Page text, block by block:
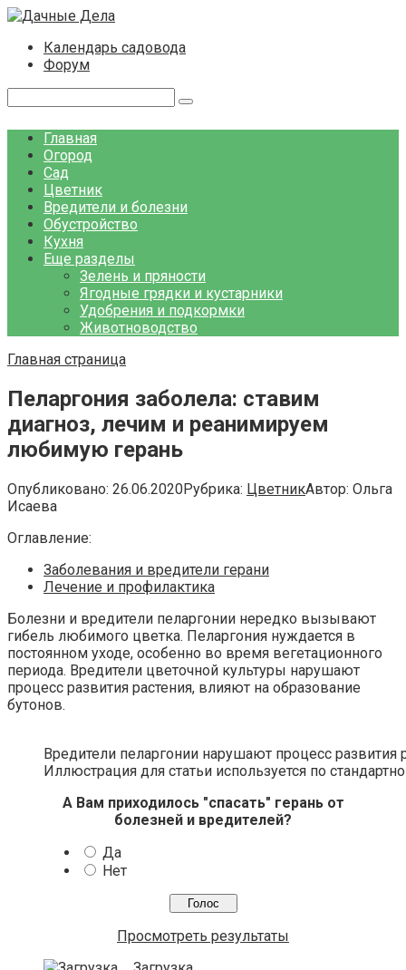
Перейти
контентуКалендарь садовода
Форум
Главная
Огород
Сад
Цветник
Вредители и болезни
Обустройство
Кухня
Еще разделы
Зелень и пряности
Ягодные грядки и кустарники
Удобрения и подкормки
Животноводство
Главная страница
Пеларгония заболела: ставим
диагноз, лечим и реанимируем
любимую герань
Опубликовано: 26.06.2020Рубрика: ЦветникАвтор: Ольга
Исаева
Оглавление:
Заболевания и вредители герани
Лечение и профилактика
Болезни и вредители пеларгонии нередко вызывают
гибель любимого цветка. Пеларгония нуждается в
постоянном уходе, особенно во время вегетационного
периода. Вредители цветочной культуры нарушают
процесс развития растения, влияют на образование
бутонов.
Вредители пеларгонии нарушают процесс развития
Иллюстрация для статьи используется по
А Вам приходилось "спасать" герань от
болезней и вредителей?
Да
Нет
Просмотреть результаты